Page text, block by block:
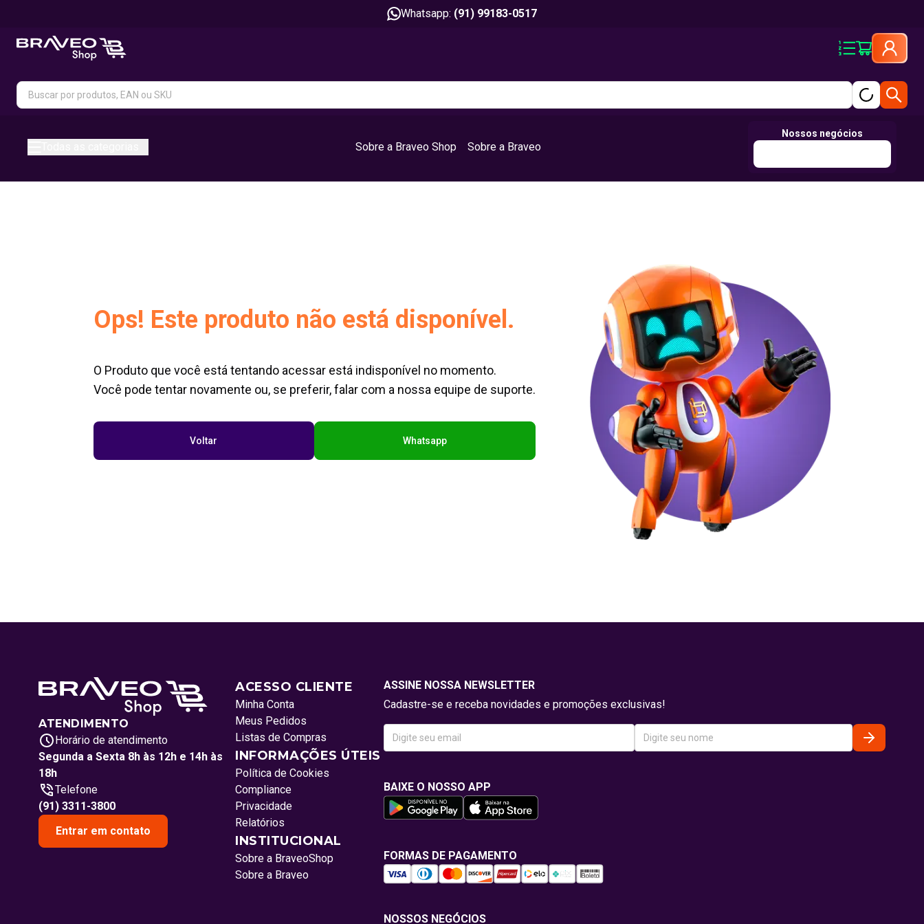
Whatsapp: (91) 99183-0517
Sobre a Braveo Shop Sobre a Braveo
Nossos negócios
Ops! Este produto não está disponível.
O Produto que você está tentando acessar está indisponível no momento.
Você pode tentar novamente ou, se preferir, falar com a nossa equipe de suporte.
Voltar Whatsapp
ATENDIMENTO
Horário de atendimento
Segunda a Sexta 8h às 12h e 14h às
18h
Telefone
(91) 3311-3800
Entrar em contato
ACESSO CLIENTE
Minha Conta
Meus Pedidos
Listas de Compras
INFORMAÇÕES ÚTEIS
Política de Cookies
Compliance
Privacidade
Relatórios
INSTITUCIONAL
Sobre a BraveoShop
Sobre a Braveo
ASSINE NOSSA NEWSLETTER
Cadastre-se e receba novidades e promoções exclusivas!
BAIXE O NOSSO APP
FORMAS DE PAGAMENTO
NOSSOS NEGÓCIOS